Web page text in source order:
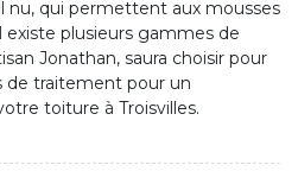
nu, qui permettent aux mousses
plusieurs gammes de
Jonathan, saura choisir pour
de traitement pour un
toiture à Troisvilles.